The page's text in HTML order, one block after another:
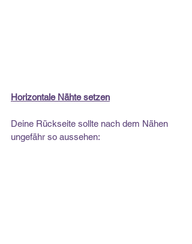
Horizontale Nähte setzen
Deine Rückseite sollte nach dem Nähen
ungefähr so aussehen: